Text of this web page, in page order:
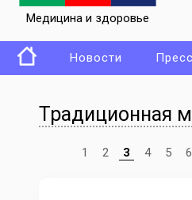
Медицина и здоровье
Новости
Традиционная
1 2 3 4 5 6